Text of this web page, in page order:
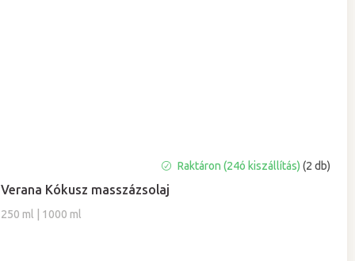
Verana Kókusz masszázsolaj
250 ml | 1000 ml
átlagos
értékelése
Raktáron (24ó kiszállítás)(2 db)